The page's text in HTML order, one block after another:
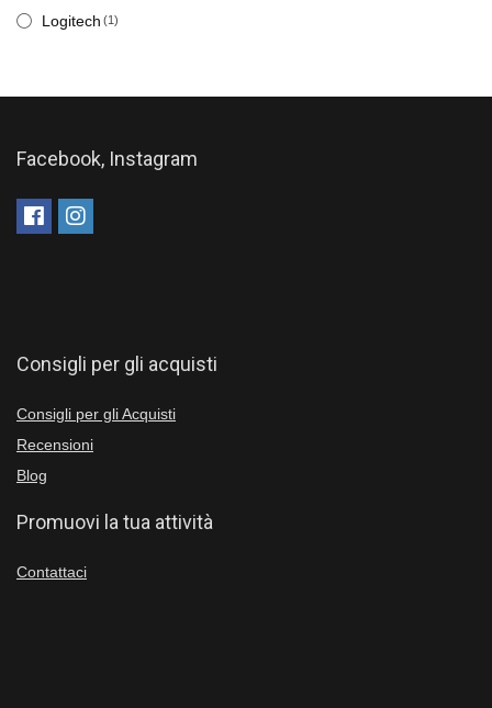
Logitech (1)
Facebook, Instagram
Consigli per gli acquisti
Consigli per gli Acquisti
Recensioni
Blog
Promuovi la tua attività
Contattaci